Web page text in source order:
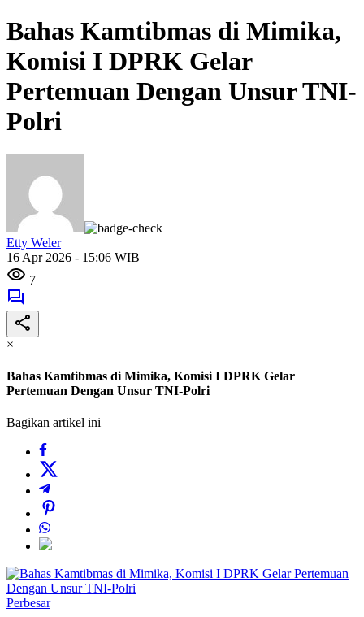
Bahas Kamtibmas di Mimika,
Komisi I DPRK Gelar
Pertemuan Dengan Unsur TNI-
Polri
Etty Weler
16 Apr 2026 - 15:06 WIB
7
×
Bahas Kamtibmas di Mimika, Komisi I DPRK Gelar
Pertemuan Dengan Unsur TNI-Polri
Bagikan artikel ini
Perbesar